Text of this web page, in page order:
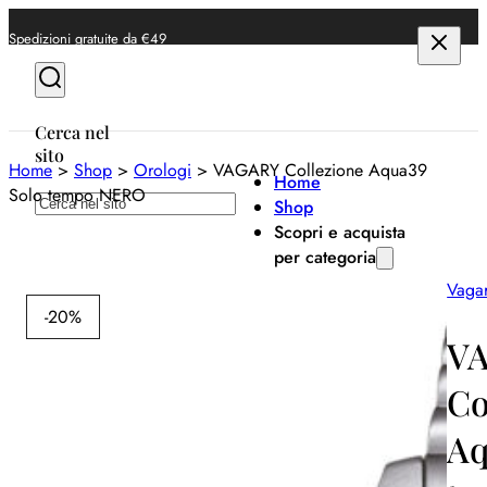
Spedizioni gratuite da €49
Cerca nel
sito
Cerca
Home
Shop
Scopri e acquista
per categoria
Home> Shop > Orologi > VAGARY Collezione Aqua39
Solo tempo NERO
-20%